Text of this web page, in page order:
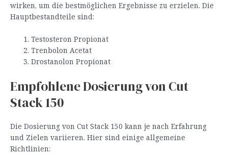
wirken, um die bestmöglichen Ergebnisse zu erzielen. Die
Hauptbestandteile sind:
Testosteron Propionat
Trenbolon Acetat
Drostanolon Propionat
Empfohlene Dosierung von Cut
Stack 150
Die Dosierung von Cut Stack 150 kann je nach Erfahrung
und Zielen variieren. Hier sind einige allgemeine
Richtlinien: